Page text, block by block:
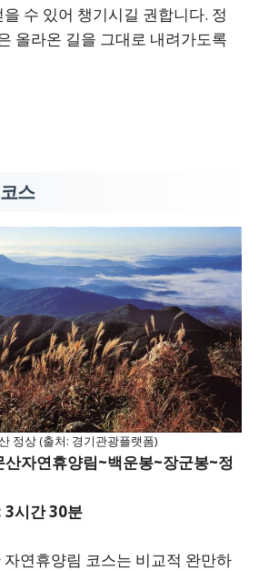
수 있어 챙기시길 권합니다. 정
올라온 길을 그대로 내려가도록
스
정상 (출처: 경기관광플랫폼)
산자연휴양림~백운봉~장군봉~정
3시간 30분
연휴양림 코스는 비교적 완만하